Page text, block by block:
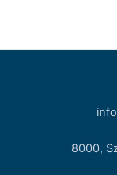
8000,